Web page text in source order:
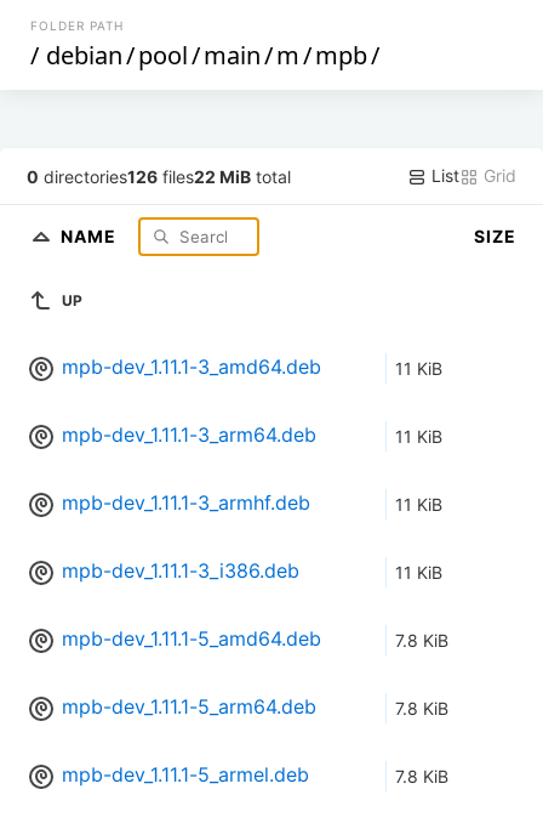
FOLDER PATH
/ debian/pool/main/m/mpb/
0 directories126 files22 MiB total List Grid
NAME SIZE
UP
mpb-dev_1.11.1-3_amd64.deb 11 KiB
mpb-dev_1.11.1-3_arm64.deb 11 KiB
mpb-dev_1.11.1-3_armhf.deb 11 KiB
mpb-dev_1.11.1-3_i386.deb 11 KiB
mpb-dev_1.11.1-5_amd64.deb 7.8 KiB
mpb-dev_1.11.1-5_arm64.deb 7.8 KiB
mpb-dev_1.11.1-5_armel.deb 7.8 KiB